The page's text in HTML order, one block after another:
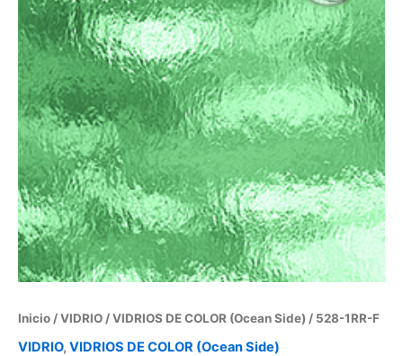
Inicio /VIDRIO /VIDRIOS DE COLOR (Ocean Side) / 528-1RR-F
VIDRIO, VIDRIOS DE COLOR (Ocean Side)